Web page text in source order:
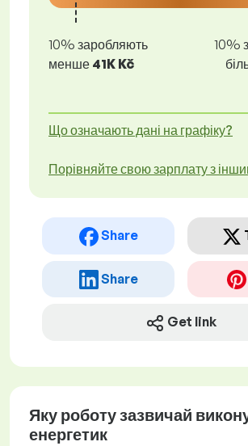
10% заробляють
менше 41K Kč
10%
Що означають дані на графіку?
Порівняйте свою зарплату з
Share
Share
Get link
Яку роботу зазвичай
енергетик